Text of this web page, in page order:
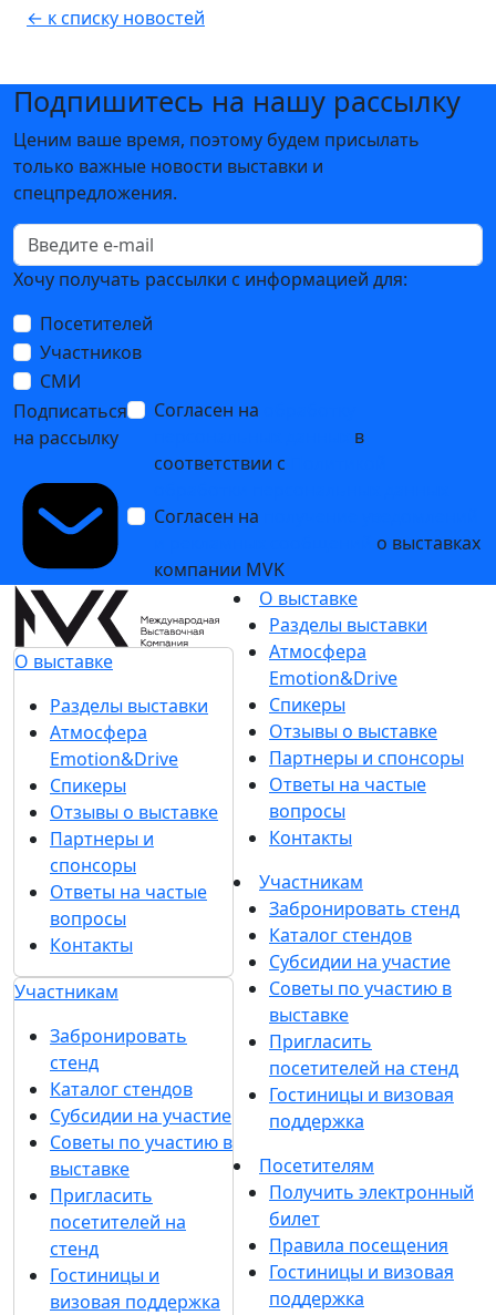
← к списку новостей
Подпишитесь на нашу рассылку
Ценим ваше время, поэтому будем присылать
только важные новости выставки и
спецпредложения.
Хочу получать рассылки с информацией для:
Посетителей
Участников
СМИ
Подписаться
на рассылку
Согласен на
в
соответствии с
Согласен на
о выставках
компании MVK
О выставке
Разделы выставки
Атмосфера
Emotion&Drive
Спикеры
Отзывы о выставке
Партнеры и
спонсоры
Ответы на частые
вопросы
Контакты
Участникам
Забронировать
стенд
Каталог стендов
Субсидии на участие
Советы по участию в
выставке
Пригласить
посетителей на
стенд
Гостиницы и
визовая поддержка
О выставке
Разделы выставки
Атмосфера
Emotion&Drive
Спикеры
Отзывы о выставке
Партнеры и спонсоры
Ответы на частые
вопросы
Контакты
Участникам
Забронировать стенд
Каталог стендов
Субсидии на участие
Советы по участию в
выставке
Пригласить
посетителей на стенд
Гостиницы и визовая
поддержка
Посетителям
Получить электронный
билет
Правила посещения
Гостиницы и визовая
поддержка